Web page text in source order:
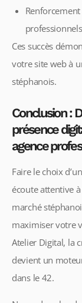
Ces succès
votre site web à
stéphanois.
Conclusion :
présence
agence
Faire le choix
écoute attentive
marché
maximiser votre
Atelier Digital, la
devient un
dans le 42.